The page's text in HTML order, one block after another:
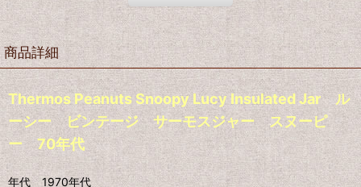
商品詳細
Thermos Peanuts Snoopy Lucy Insulated Jar ル
ーシー ビンテージ サーモスジャー スヌーピ
ー 70年代
年代 1970年代